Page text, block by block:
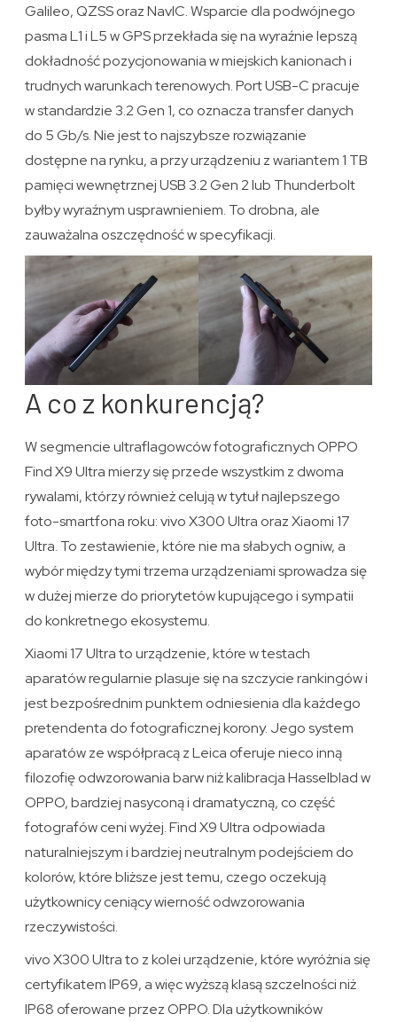
Galileo, QZSS oraz NavIC. Wsparcie dla podwójnego
pasma L1 i L5 w GPS przekłada się na wyraźnie lepszą
dokładność pozycjonowania w miejskich kanionach i
trudnych warunkach terenowych. Port USB-C pracuje
w standardzie 3.2 Gen 1, co oznacza transfer danych
do 5 Gb/s. Nie jest to najszybsze rozwiązanie
dostępne na rynku, a przy urządzeniu z wariantem 1 TB
pamięci wewnętrznej USB 3.2 Gen 2 lub Thunderbolt
byłby wyraźnym usprawnieniem. To drobna, ale
zauważalna oszczędność w specyfikacji.
A co z konkurencją?
W segmencie ultraflagowców fotograficznych OPPO
Find X9 Ultra mierzy się przede wszystkim z dwoma
rywalami, którzy również celują w tytuł najlepszego
foto-smartfona roku: vivo X300 Ultra oraz Xiaomi 17
Ultra. To zestawienie, które nie ma słabych ogniw, a
wybór między tymi trzema urządzeniami sprowadza się
w dużej mierze do priorytetów kupującego i sympatii
do konkretnego ekosystemu.
Xiaomi 17 Ultra to urządzenie, które w testach
aparatów regularnie plasuje się na szczycie rankingów i
jest bezpośrednim punktem odniesienia dla każdego
pretendenta do fotograficznej korony. Jego system
aparatów ze współpracą z Leica oferuje nieco inną
filozofię odwzorowania barw niż kalibracja Hasselblad w
OPPO, bardziej nasyconą i dramatyczną, co część
fotografów ceni wyżej. Find X9 Ultra odpowiada
naturalniejszym i bardziej neutralnym podejściem do
kolorów, które bliższe jest temu, czego oczekują
użytkownicy ceniący wierność odwzorowania
rzeczywistości.
vivo X300 Ultra to z kolei urządzenie, które wyróżnia się
certyfikatem IP69, a więc wyższą klasą szczelności niż
IP68 oferowane przez OPPO. Dla użytkowników